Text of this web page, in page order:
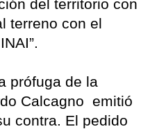
del territorio con
terreno con el
prófuga de la
Calcagno emitió
contra. El pedido